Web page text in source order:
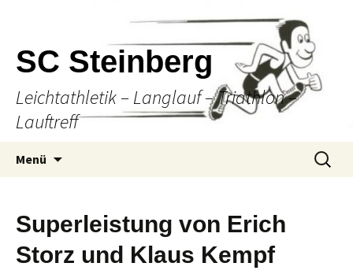
SC Steinberg
Leichtathletik – Langlauf – Triathlon –
Lauftreff
Menü
Suche
nach:
Superleistung von Erich
Storz und Klaus Kempf